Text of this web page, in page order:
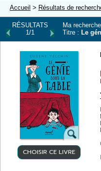
Accueil > Résultats de
RÉSULTATS
1/1
Ma recherche
Titre : Le
CHOISIR CE LIVRE